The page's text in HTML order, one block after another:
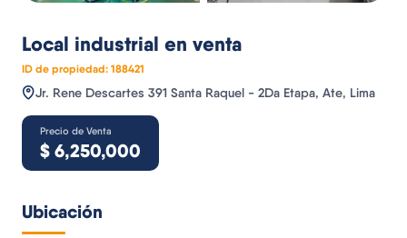
Local industrial en venta
ID de propiedad: 188421
Jr. Rene Descartes 391 Santa Raquel - 2Da Etapa, Ate, Lima
Precio de Venta
$ 6,250,000
Ubicación